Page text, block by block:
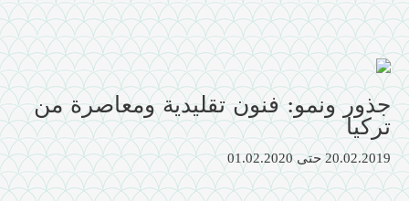
جذور ونمو: فنون تقليدية ومعاصرة من
تركيا
20.02.2019حتى01.02.2020